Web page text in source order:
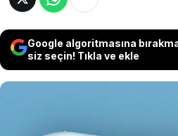
Google algoritmasına
siz seçin! Tıkla ve ekle
ABD, Kongo kökenli